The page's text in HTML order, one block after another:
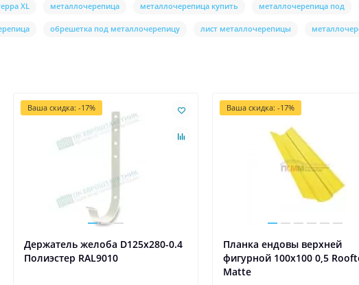
XL металлочерепица металлочерепица купить металлочерепица под
обрешетка под металлочерепицу лист металлочерепицы
Ваша скидка: -17%
Держатель желоба D125х280-0.4
Полиэстер RAL9010
Ваша скидка: -17%
Планка ендовы верхней
фигурной 100x100 0,5
Matte